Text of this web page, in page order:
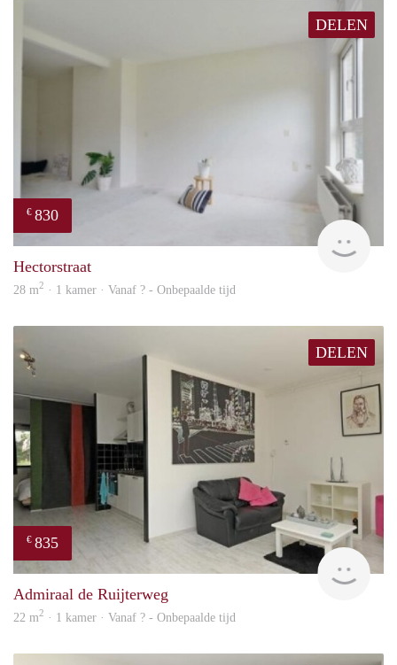
DELEN
€ 830
Hectorstraat
28 m2 · 1 kamer · Vanaf ? - Onbepaalde tijd
DELEN
€ 835
Admiraal de Ruijterweg
22 m2 · 1 kamer · Vanaf ? - Onbepaalde tijd